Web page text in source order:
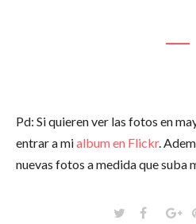
Pd: Si quieren ver las fotos en
entrar a mialbum en Flickr.
nuevas fotos a medida que suba